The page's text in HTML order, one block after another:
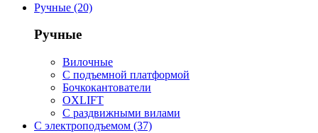
Ручные (20)
Ручные
Вилочные
С подъемной платформой
Бочкокантователи
OXLIFT
С раздвижными вилами
С электроподъемом (37)